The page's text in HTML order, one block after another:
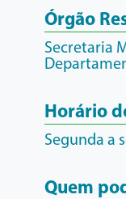
Órgão
Secretaria
Horário
Segunda a
Quem